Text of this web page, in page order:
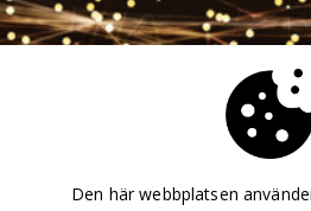
Den här webbplatsen